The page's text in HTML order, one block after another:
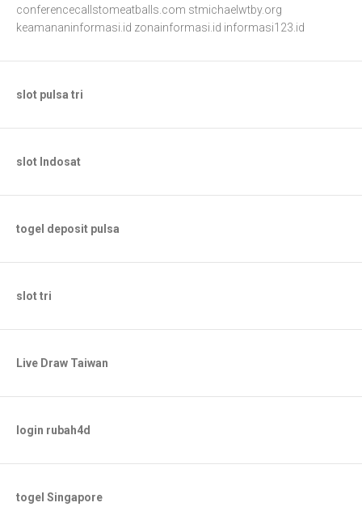
conferencecallstomeatballs.com stmichaelwtby.org
keamananinformasi.id zonainformasi.id informasi123.id
slot pulsa tri
slot Indosat
togel deposit pulsa
slot tri
Live Draw Taiwan
login rubah4d
togel Singapore